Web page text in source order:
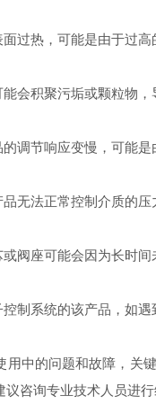
热，可能是由于过高
积聚污垢或颗粒物，
节响应变慢，可能是
法正常控制介质的压
座可能会因为长时间
系统的该产品，如遇
的问题和故障，关键
咨询专业技术人员进